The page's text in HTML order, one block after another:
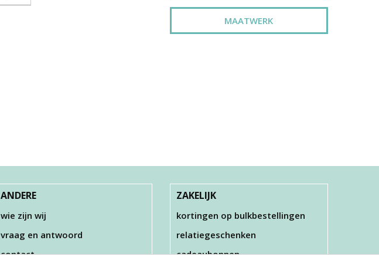
MAATWERK
ANDERE
wie zijn wij
vraag en antwoord
contact
ZAKELIJK
kortingen op bulkbestellingen
relatiegeschenken
cadeaubonnen